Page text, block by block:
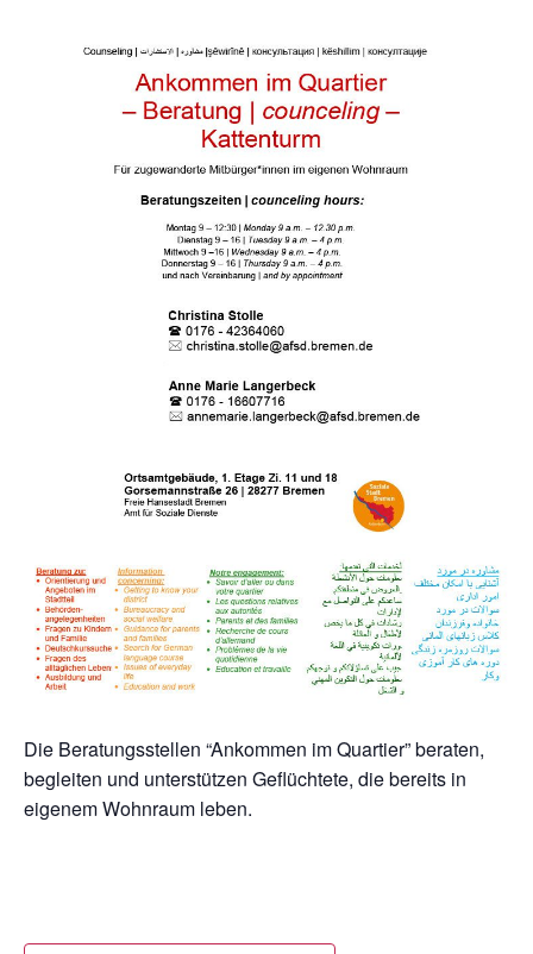
Die Beratungsstellen “Ankommen im Quartier” beraten,
begleiten und unterstützen Geflüchtete, die bereits in
eigenem Wohnraum leben.